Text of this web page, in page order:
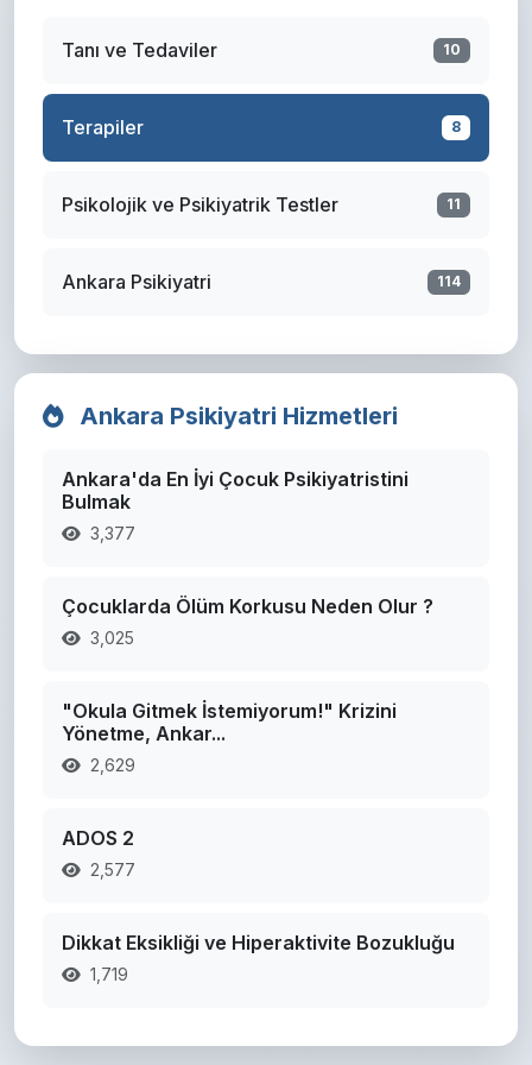
Tanı ve Tedaviler 10
Terapiler 8
Psikolojik ve Psikiyatrik Testler 11
Ankara Psikiyatri 114
Ankara Psikiyatri Hizmetleri
Ankara'da En İyi Çocuk Psikiyatristini
Bulmak
3,377
Çocuklarda Ölüm Korkusu Neden Olur ?
3,025
"Okula Gitmek İstemiyorum!" Krizini
Yönetme, Ankar...
2,629
ADOS 2
2,577
Dikkat Eksikliği ve Hiperaktivite Bozukluğu
1,719